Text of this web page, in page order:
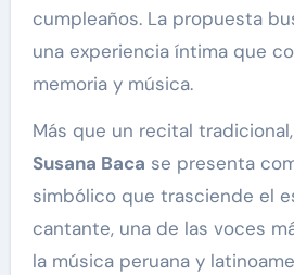
cumpleaños. La propuesta
una experiencia íntima que
memoria y música.
Más que un recital
Susana Baca se presenta
simbólico que trasciende el
cantante, una de las voces
la música peruana y